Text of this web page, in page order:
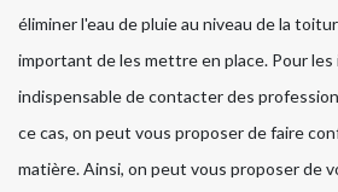
éliminer l'eau de pluie au niveau de la
important de les mettre en place. Pour les
indispensable de contacter des
ce cas, on peut vous proposer de faire
matière. Ainsi, on peut vous proposer de